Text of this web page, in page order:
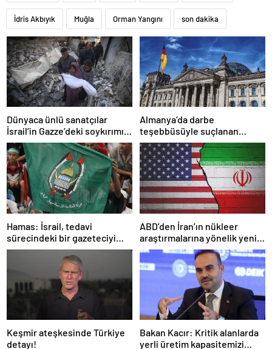
İdris Akbıyık Muğla Orman Yangını son dakika
Dünyaca ünlü sanatçılar
İsrail’in Gazze’deki soykırımını
kınadı
Almanya’da darbe
teşebbüsüyle suçlanan
örgüte ait dernek yasaklandı
Hamas: İsrail, tedavi
sürecindeki bir gazeteciyi
öldürerek savaş suçu
ABD’den İran’ın nükleer
araştırmalarına yönelik yeni
yaptırımlar
Keşmir ateşkesinde Türkiye
detayı!
Bakan Kacır: Kritik alanlarda
yerli üretim kapasitemizi